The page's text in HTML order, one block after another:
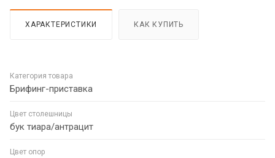
ХАРАКТЕРИСТИКИ КАК КУПИТЬ
Категория товара
Брифинг-приставка
Цвет столешницы
бук тиара/антрацит
Цвет опор